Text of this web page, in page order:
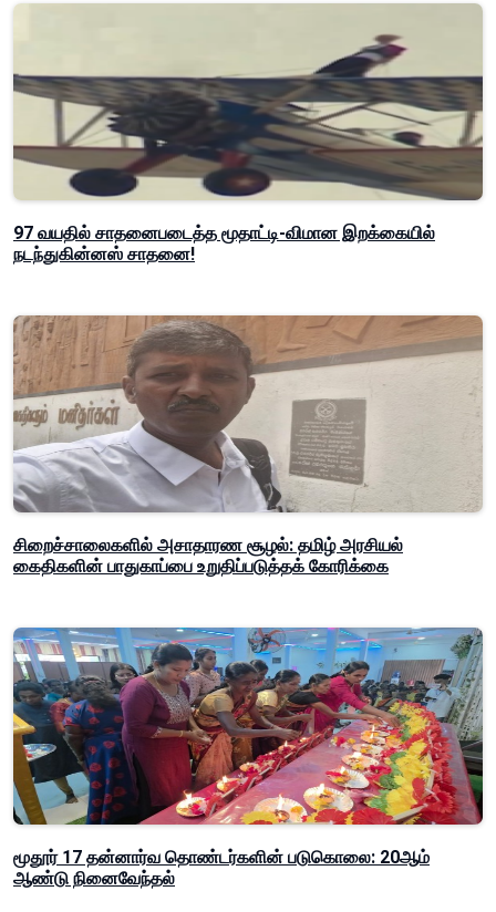
97 வயதில் சாதனைபடைத்த மூதாட்டி-விமான இறக்கையில்
நடந்துகின்னஸ் சாதனை!
சிறைச்சாலைகளில் அசாதாரண சூழல்: தமிழ் அரசியல்
கைதிகளின் பாதுகாப்பை உறுதிப்படுத்தக் கோரிக்கை
மூதூர் 17 தன்னார்வ தொண்டர்களின் படுகொலை: 20ஆம்
ஆண்டு நினைவேந்தல்